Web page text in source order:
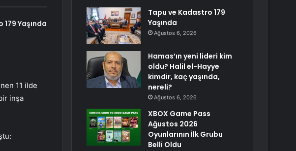
Yaşında
11 ilde
inşa
Tapu ve Kadastro 179
Yaşında
Ağustos 6, 2026
Hamas’ın yeni lideri kim
oldu? Halil el-Hayye
kimdir, kaç yaşında,
nereli?
Ağustos 6, 2026
XBOX Game Pass
Ağustos 2026
Oyunlarının İlk Grubu
Belli Oldu